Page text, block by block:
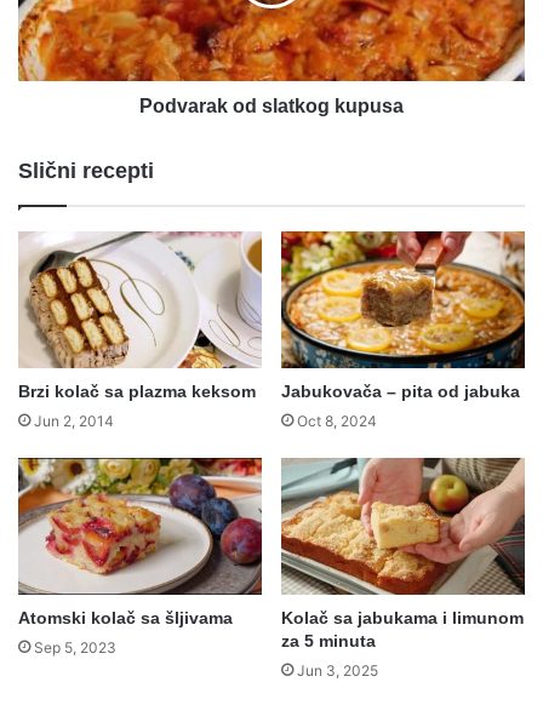
Podvarak od slatkog kupusa
Slični recepti
Brzi kolač sa plazma keksom
Jun 2, 2014
Jabukovača – pita od jabuka
Oct 8, 2024
Atomski kolač sa šljivama
Sep 5, 2023
Kolač sa jabukama i limunom
za 5 minuta
Jun 3, 2025